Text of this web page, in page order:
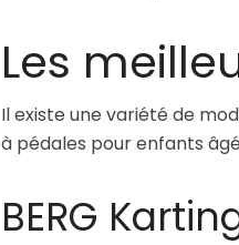
Les
Il existe une variété de
à pédales pour enfants
BERG